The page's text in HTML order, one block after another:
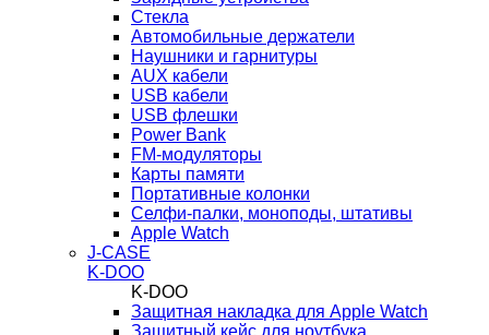
Стекла
Автомобильные держатели
Наушники и гарнитуры
AUX кабели
USB кабели
USB флешки
Power Bank
FM-модуляторы
Карты памяти
Портативные колонки
Селфи-палки, моноподы, штативы
Apple Watch
J-CASE
K-DOO
K-DOO
Защитная накладка для Apple Watch
Защитный кейс для ноутбука